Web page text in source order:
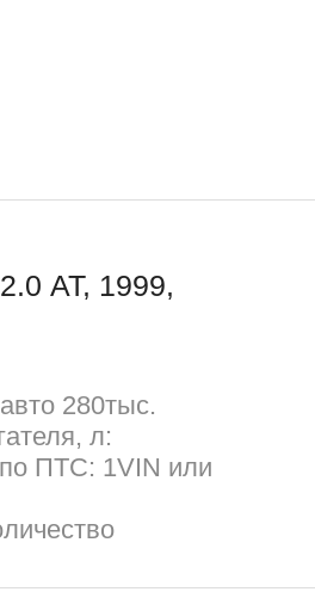
AT, 1999,
280тыс.
л:
ПТС: 1VIN или